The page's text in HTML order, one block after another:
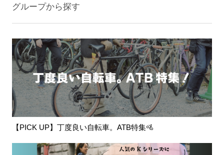
グループから探す
【PICK UP】丁度良い自転車。ATB特集🚵